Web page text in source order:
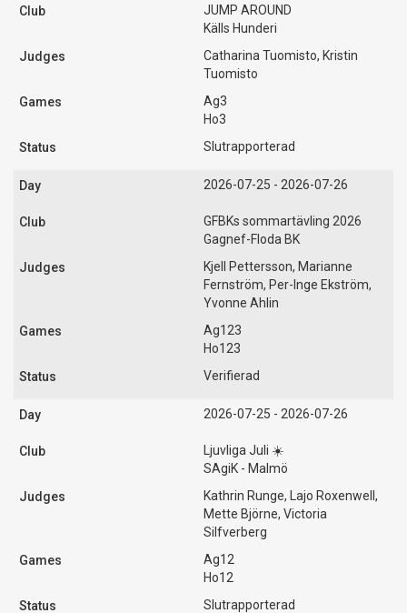
JUMP AROUND
Källs Hunderi
Catharina Tuomisto, Kristin
Tuomisto
Ag3
Ho3
Slutrapporterad
2026-07-25 - 2026-07-26
GFBKs sommartävling 2026
Gagnef-Floda BK
Kjell Pettersson, Marianne
Fernström, Per-Inge Ekström,
Yvonne Ahlin
Ag123
Ho123
Verifierad
2026-07-25 - 2026-07-26
Ljuvliga Juli ☀️
SAgiK - Malmö
Kathrin Runge, Lajo Roxenwell,
Mette Björne, Victoria
Silfverberg
Ag12
Ho12
Slutrapporterad